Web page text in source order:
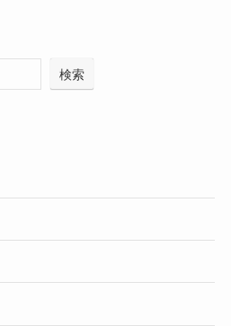
検索